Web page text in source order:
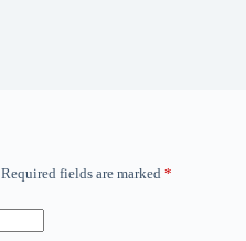
Required fields are marked *